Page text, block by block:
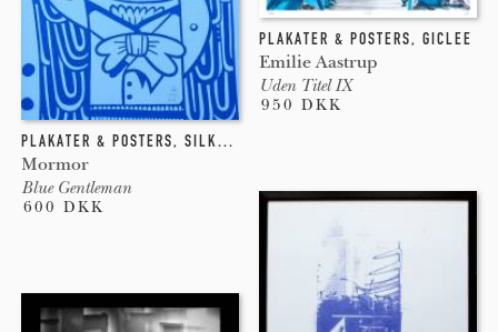
PLAKATER & POSTERS, SILKETRYK
Mormor
Blue Gentleman
600 DKK
PLAKATER & POSTERS, GICLEE
Emilie Aastrup
Uden Titel IX
950 DKK